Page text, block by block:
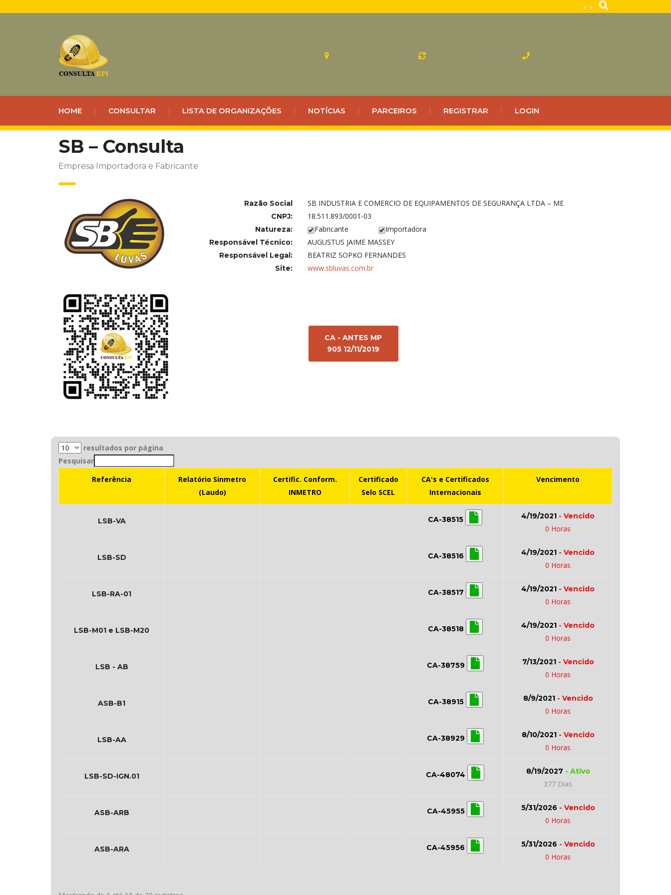
HOME CONSULTAR LISTA DE ORGANIZAÇÕES NOTÍCIAS PARCEIROS REGISTRAR LOGIN
SB – Consulta
Empresa Importadora e Fabricante
Razão Social SB INDUSTRIA E COMERCIO DE EQUIPAMENTOS DE SEGURANÇA LTDA – ME
CNPJ: 18.511.893/0001-03
Natureza: Fabricante Importadora
Responsável Técnico: AUGUSTUS JAIME MASSEY
Responsável Legal: BEATRIZ SOPKO FERNANDES
Site: www.sbluvas.com.br
CA - ANTES MP
905 12/11/2019
resultados por página
Pesquisar
Referência
Relatório Sinmetro
(Laudo)
Certific. Conform.
INMETRO
Certificado
Selo SCEL
CA's e Certificados
Internacionais
Vencimento
LSB-VA CA-38515 4/19/2021 - Vencido
0 Horas
LSB-SD CA-38516 4/19/2021 - Vencido
0 Horas
LSB-RA-01 CA-38517 4/19/2021 - Vencido
0 Horas
LSB-M01 e LSB-M20 CA-38518 4/19/2021 - Vencido
0 Horas
LSB - AB CA-38759 7/13/2021- Vencido
0 Horas
ASB-B1 CA-38915 8/9/2021- Vencido
0 Horas
LSB-AA CA-38929 8/10/2021- Vencido
0 Horas
LSB-SD-IGN.01 CA-48074 8/19/2027 - Ativo
377 Dias
ASB-ARB CA-45955 5/31/2026 - Vencido
0 Horas
ASB-ARA CA-45956 5/31/2026 - Vencido
0 Horas